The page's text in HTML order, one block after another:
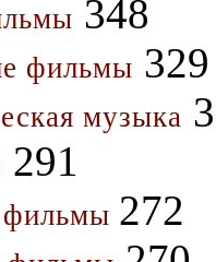
348
фильмы 329
музыка
291
фильмы 272